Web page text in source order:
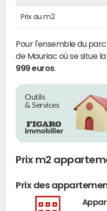
Prix au m2
Pour l'ensemble du
de Mauriac où se situe
999 euros.
Outils
& Services
Prix m2
Prix des